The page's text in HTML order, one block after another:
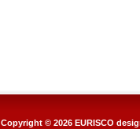
Copyright © 2026 EURISCO